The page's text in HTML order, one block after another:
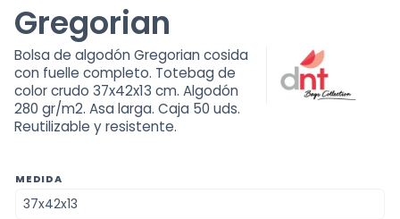
Gregorian
Bolsa de algodón Gregorian cosida
con fuelle completo. Totebag de
color crudo 37x42x13 cm. Algodón
280 gr/m2. Asa larga. Caja 50 uds.
Reutilizable y resistente.
MEDIDA